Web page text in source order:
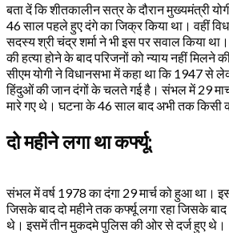
बता दें कि शीतकालीन सत्र के दौरान मुख्यमंत्री
46 साल पहले हुए दंगे का जिक्र किया था। वहीं
सदस्य श्री चंद्र शर्मा ने भी इस पर सवाल किया
की हत्या होने के बाद परिजनों को न्याय नहीं मिलने
सीएम योगी ने विधानसभा में कहा था कि 1947
हिंदुओं की जान दंगों के चलते गई है। संभल में 29
मारे गए थे। घटना के 46 साल बाद अभी तक किसी
दो महीने लगा था कर्फ्यू:
संभल में वर्ष 1978 का दंगा 29 मार्च को हुआ था।
जिसके बाद दो महीने तक कर्फ्यू लगा रहा जिसके
थे। इसमें तीन मुकदमे पुलिस की ओर से दर्ज हुए थे।